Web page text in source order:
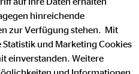
hinreichende
zur Verfügung stehen. Mit
und Marketing Cookies
einverstanden. Weitere